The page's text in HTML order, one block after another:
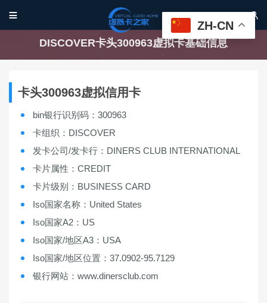
 
DISCOVER卡头300963虚拟卡基础信息
卡头300963虚拟信用卡
bin银行识别码：300963
卡组织：DISCOVER
发卡公司/发卡行：DINERS CLUB INTERNATIONAL
卡片属性：CREDIT
卡片级别：BUSINESS CARD
Iso国家名称：United States
Iso国家A2：US
Iso国家/地区A3：USA
Iso国家/地区位置：37.0902-95.7129
银行网站：www.dinersclub.com
ZH-CN